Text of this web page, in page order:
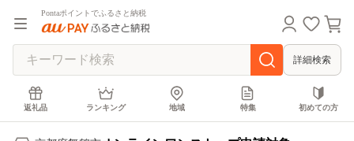
Pontaポイントでふるさと納税
詳細検索
返礼品 ランキング 地域 特集 初めての方